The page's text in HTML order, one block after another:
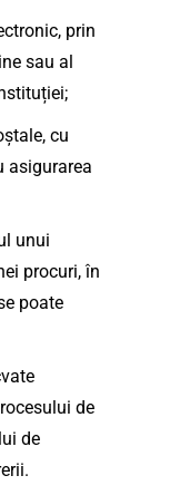
prin
sau al
cu
asigurarea
unui
procuri, în
poate
de
de